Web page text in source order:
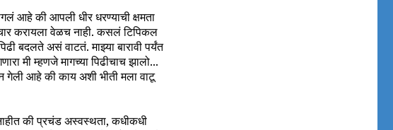
आहे की आपली धीर धरण्याची क्षमता
करायला वेळच नाही. कसलं टिपिकल
बदलते असं वाटतं. माझ्या बारावी पर्यंत
मी म्हणजे मागच्या पिढीचाच झालो...
गेली आहे की काय अशी भीती मला वाटू
की प्रचंड अस्वस्थता, कधीकधी